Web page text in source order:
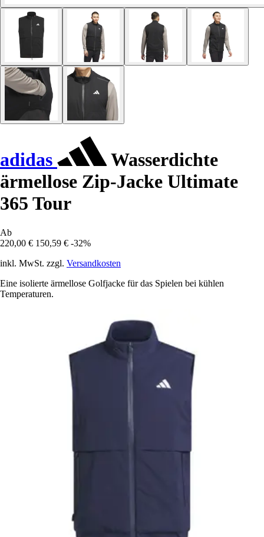
adidas
Wasserdichte
ärmellose Zip-Jacke Ultimate
365 Tour
Ab
220,00 € 150,59 € -32%
inkl. MwSt. zzgl. Versandkosten
Eine isolierte ärmellose Golfjacke für das Spielen bei kühlen
Temperaturen.